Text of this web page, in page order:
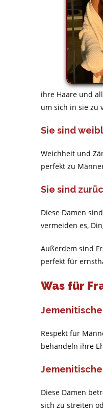
ihre Haare und
um sich in sie zu
Sie sind
Weichheit und
perfekt zu
Sie sind
Diese Damen
vermeiden es,
Außerdem sind
perfekt für
Was für
Respekt für
behandeln ihre
Diese Damen
sich zu streiten